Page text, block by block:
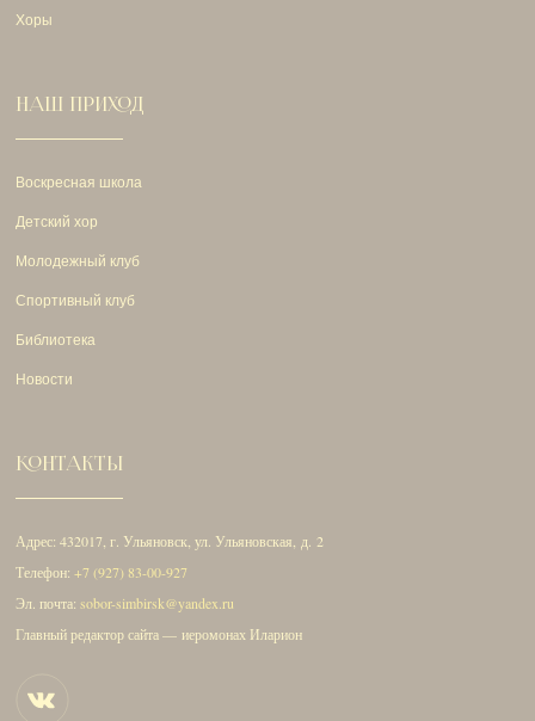
Хоры
НАШ ПРИХОД
Воскресная школа
Детский хор
Молодежный клуб
Спортивный клуб
Библиотека
Новости
КОНТАКТЫ
Адрес: 432017, г. Ульяновск, ул. Ульяновская, д. 2
Телефон:+7 (927) 83-00-927
Эл. почта: sobor-simbirsk@yandex.ru
Главный редактор сайта — иеромонах Иларион